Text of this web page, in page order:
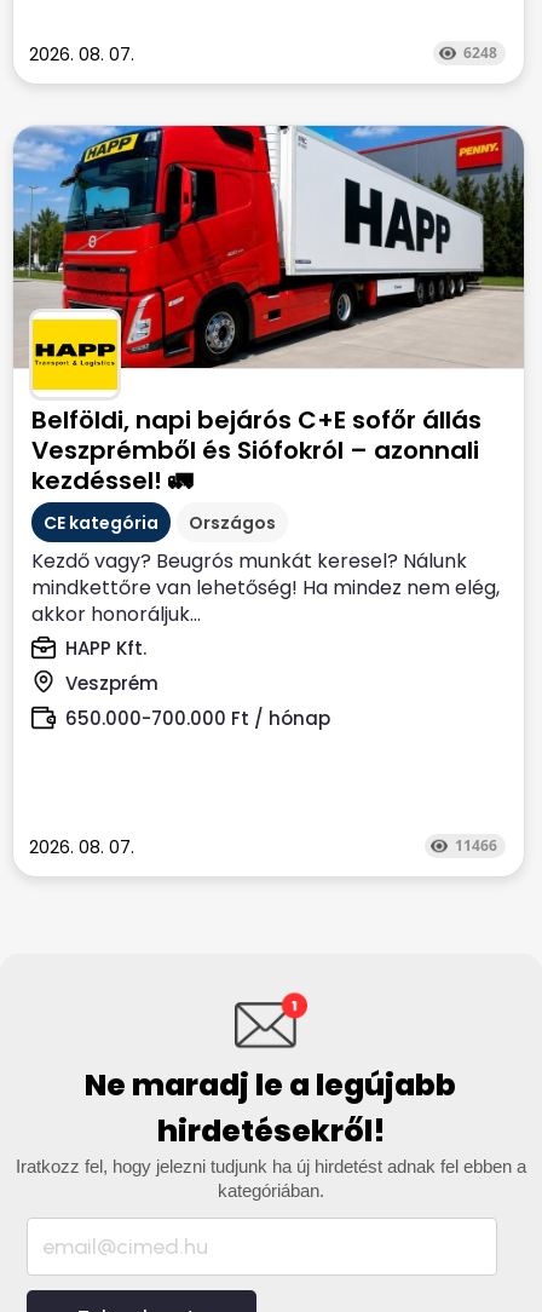
2026. 08. 07. 6248
Belföldi, napi bejárós C+E sofőr állás
Veszprémből és Siófokról – azonnali
kezdéssel! 🚛
CE kategória Országos
Kezdő vagy? Beugrós munkát keresel? Nálunk
mindkettőre van lehetőség! Ha mindez nem elég,
akkor honoráljuk...
HAPP Kft.
Veszprém
650.000-700.000 Ft / hónap
2026. 08. 07. 11466
Ne maradj le a legújabb
hirdetésekről!
Iratkozz fel, hogy jelezni tudjunk ha új hirdetést adnak fel ebben a
kategóriában.